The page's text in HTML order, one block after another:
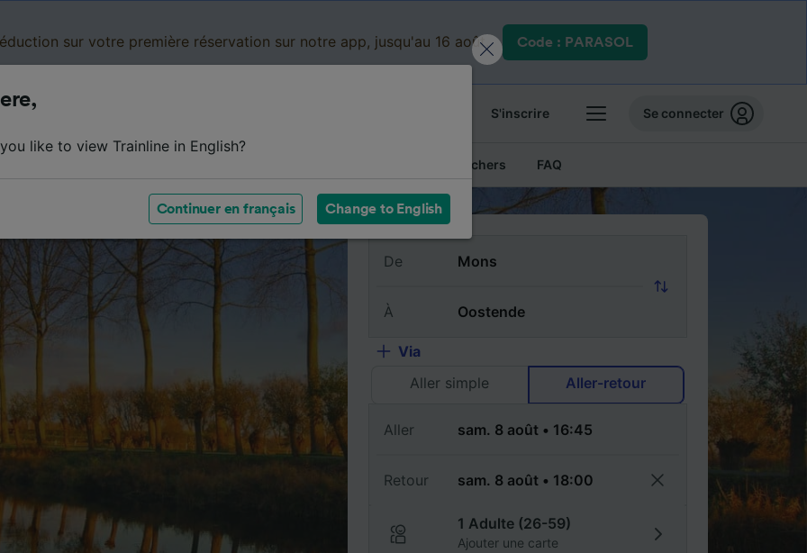
sur votre première réservation sur notre app, jusqu'au 16 août. Code : PARASOL
S'inscrire Se connecter
Billets pas chers FAQ
De
À
Via
Aller simple
Aller-retour
Aller
Retour
1 Adulte (26-59)
Ajouter une carte
like to view Trainline in English?
Continuer en français Change to English